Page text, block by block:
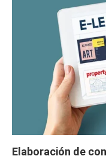
Elaboración de